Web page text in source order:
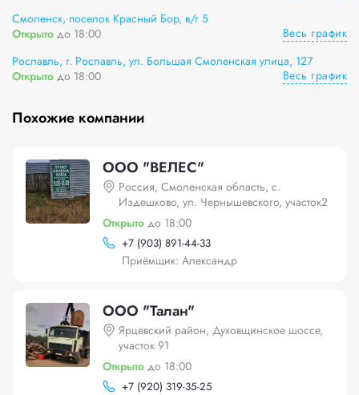
Смоленск, поселок Красный Бор, в/г 5
Открыто до 18:00
Весь график
Рославль, г. Рославль, ул. Большая Смоленская улица, 127
Открыто до 18:00 Весь график
Похожие компании
ООО "ВЕЛЕС"
Россия, Смоленская область, с.
Издешково, ул. Чернышевского, участок2
Открыто до 18:00
+7 (903) 891-44-33
Приёмщик: Александр
ООО "Талан"
Ярцевский район, Духовщинское шоссе,
участок 91
Открыто до 18:00
+7 (920) 319-35-25